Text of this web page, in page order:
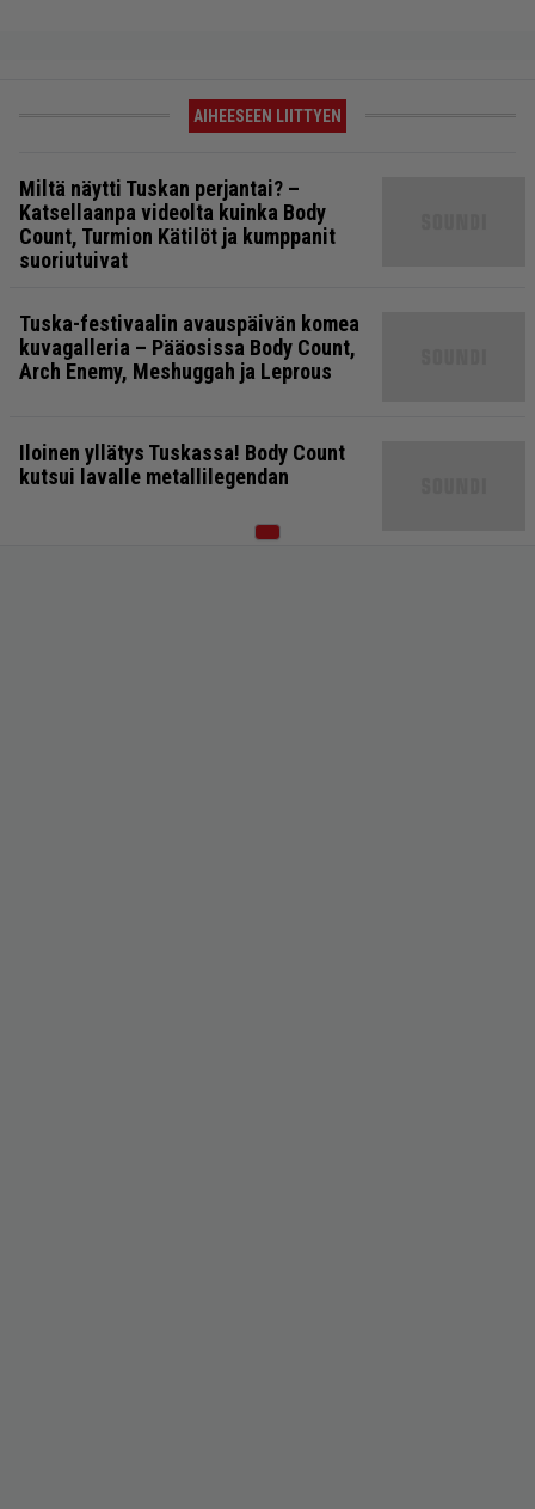
AIHEESEEN LIITTYEN
Miltä näytti Tuskan perjantai? –
Katsellaanpa videolta kuinka Body
Count, Turmion Kätilöt ja kumppanit
suoriutuivat
Tuska-festivaalin avauspäivän komea
kuvagalleria – Pääosissa Body Count,
Arch Enemy, Meshuggah ja Leprous
Iloinen yllätys Tuskassa! Body Count
kutsui lavalle metallilegendan